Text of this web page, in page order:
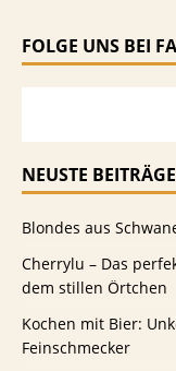
FOLGE UNS BEI
NEUSTE
Blondes aus
Cherrylu – Das
dem stillen Örtchen
Kochen mit Bier:
Feinschmecker